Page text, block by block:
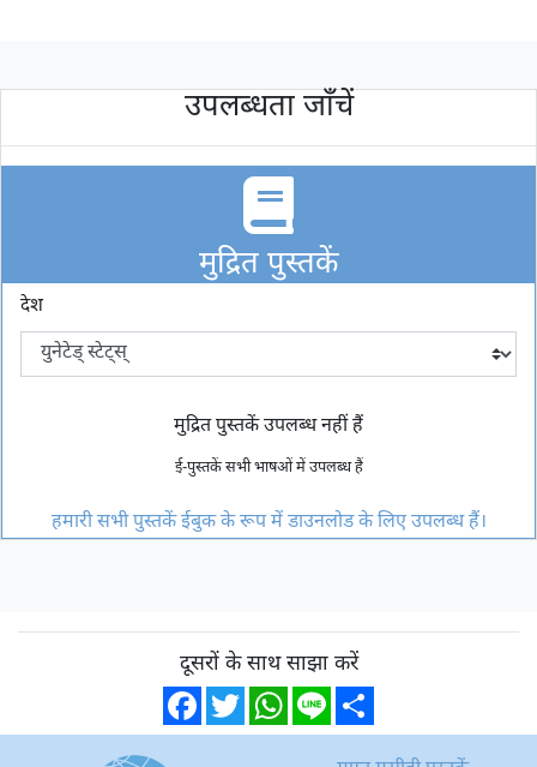
उपलब्धता जाँचें
मुद्रित पुस्तकें
देश
मुद्रित पुस्तकें उपलब्ध नहीं हैं
ई-पुस्तकें सभी भाषओं में उपलब्ध हैं
हमारी सभी पुस्तकें ईबुक के रूप में डाउनलोड के लिए उपलब्ध हैं।
दूसरों के साथ साझा करें
Facebook
TwitterWhatsApp
Line